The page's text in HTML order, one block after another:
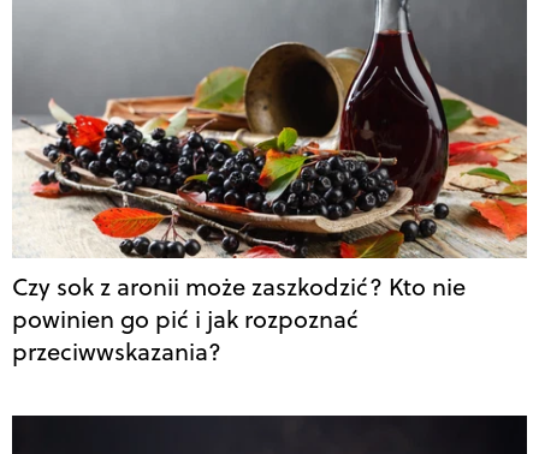
Czy sok z aronii może zaszkodzić? Kto nie
powinien go pić i jak rozpoznać
przeciwwskazania?